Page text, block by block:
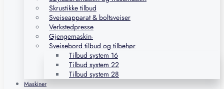
Skrustikke tilbud
Sveiseapparat & boltsveiser
Verkstedpresse
Gjengemaskin-
Sveisebord tilbud og tilbehør
Tilbud system 16
Tilbud system 22
Tilbud system 28
Maskiner